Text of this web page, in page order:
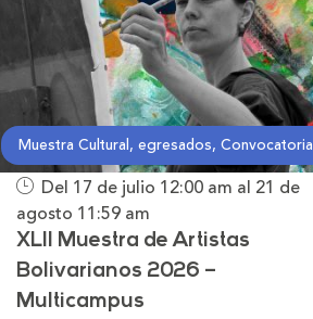
Muestra Cultural, egresados, Convocatoria
Del 17 de julio 12:00 am al 21 de
agosto 11:59 am
XLII Muestra de Artistas
Bolivarianos 2026 –
Multicampus